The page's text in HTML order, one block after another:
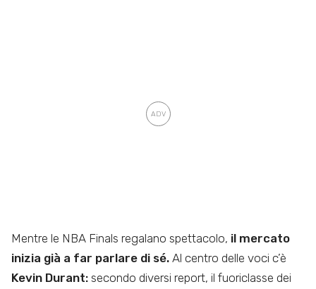
Mentre le NBA Finals regalano spettacolo, il mercato
inizia già a far parlare di sé. Al centro delle voci c’è
Kevin Durant: secondo diversi report, il fuoriclasse dei